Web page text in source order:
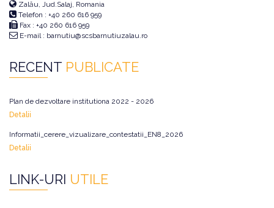
Zalău, Jud.Salaj, Romania
Telefon : +40 260 616 959
Fax : +40 260 616 959
E-mail : barnutiu@scsbarnutiuzalau.ro
RECENT PUBLICATE
Plan de dezvoltare institutiona 2022 - 2026
Detalii
Informatii_cerere_vizualizare_contestatii_EN8_2026
Detalii
LINK-URI UTILE